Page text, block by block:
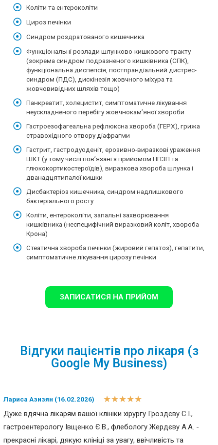
Коліти та ентероколіти
Цироз печінки
Синдром роздратованого кишечника
Функціональні розлади шлунково-кишкового тракту
(зокрема синдром подразненого кишківника (СПК),
функціональна диспепсія, постпрандіальний дистрес-
синдром (ПДС), дискінезія жовчного міхура та
жовчовивідних шляхів тощо)
Панкреатит, холецистит, симптоматичне лікування
неускладненого перебігу жовчнокам’яної хвороби
Гастроезофагеальна рефлюксна хвороба (ГЕРХ), грижа
стравохідного отвору діафрагми
Гастрит, гастродуоденіт, ерозивно-виразкові ураження
ШКТ (у тому числі пов’язані з прийомом НПЗП та
глюкокортикостероїдів), виразкова хвороба шлунка і
дванадцятипалої кишки
Дисбактеріоз кишечника, синдром надлишкового
бактеріального росту
Коліти, ентероколіти, запальні захворювання
кишківника (неспецифічний виразковий коліт, хвороба
Крона)
Стеатична хвороба печінки (жировий гепатоз), гепатити,
симптоматичне лікування цирозу печінки
ЗАПИСАТИСЯ НА ПРИЙОМ
Відгуки пацієнтів про лікаря (з
Google My Business)
Лариса Азизян (16.02.2026) ★★★★★
Дуже вдячна лікарям вашої клініки хірургу Гроздєву С.І.,
гастроентерологу Івщенко Є.В., флебологу Жердєву А.А. -
прекрасні лікарі, дякую клініці за увагу, ввічливість та